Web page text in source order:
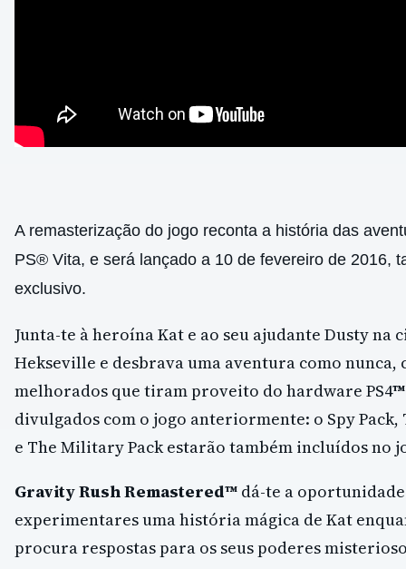
A remasterização do jogo reconta a história das
PS® Vita, e será lançado a 10 de fevereiro de 2016,
exclusivo.
Junta-te à heroína Kat e ao seu ajudante Dusty na
Hekseville e desbrava uma aventura como nunca,
melhorados que tiram proveito do hardware PS4™
divulgados com o jogo anteriormente: o Spy Pack,
e The Military Pack estarão também incluídos no
Gravity Rush Remastered™ dá-te a
experimentares uma história mágica de Kat
procura respostas para os seus poderes